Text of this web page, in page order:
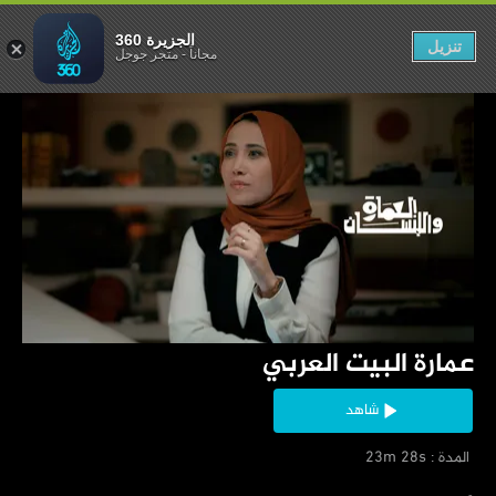
‏عمارة البيت العربي
شاهد
‏ المدة : 23m 28s
البيت العربي
الجزيرة 360
مجاناً-متجر جوجل تنزيل